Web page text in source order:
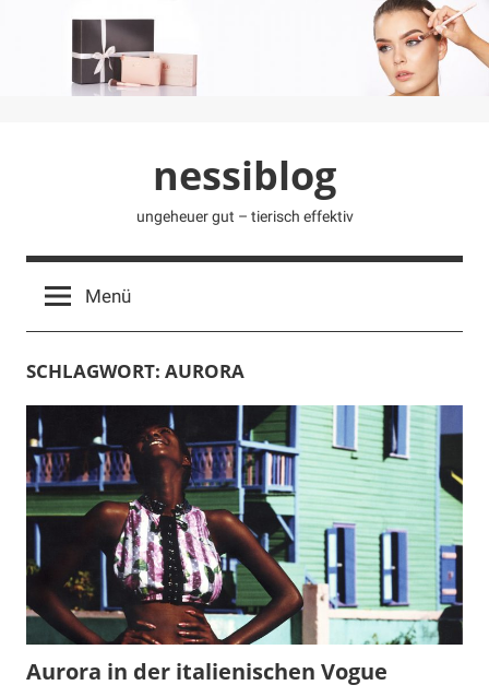
nessiblog
ungeheuer gut – tierisch effektiv
Menü
SCHLAGWORT: AURORA
Aurora in der italienischen Vogue